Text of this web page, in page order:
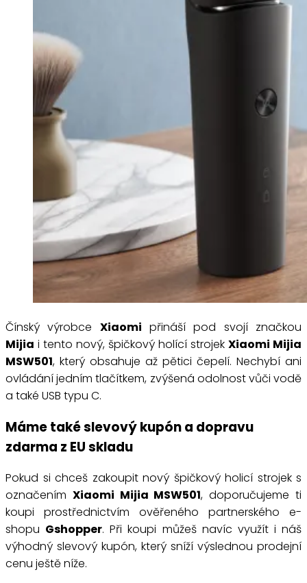
Čínský výrobce Xiaomi přináší pod svojí značkou
Mijia i tento nový, špičkový holící strojek Xiaomi Mijia
MSW501, který obsahuje až pětici čepelí. Nechybí ani
ovládání jedním tlačítkem, zvýšená odolnost vůči vodě
a také USB typu C.
Máme také slevový kupón a dopravu
zdarma z EU skladu
Pokud si chceš zakoupit nový špičkový holicí strojek s
označením Xiaomi Mijia MSW501, doporučujeme ti
koupi prostřednictvím ověřeného partnerského e-
shopu Gshopper. Při koupi můžeš navíc využít i náš
výhodný slevový kupón, který sníží výslednou prodejní
cenu ještě níže.